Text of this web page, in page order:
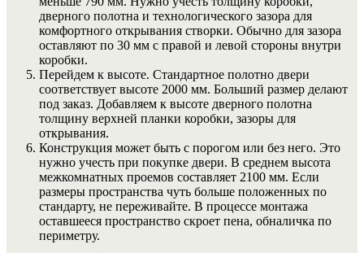
дверного полотна и технологического зазора для
комфортного открывания створки. Обычно для зазора
оставляют по 30 мм с правой и левой стороны внутри
коробки.
Перейдем к высоте. Стандартное полотно двери
соответствует высоте 2000 мм. Больший размер делают
под заказ. Добавляем к высоте дверного полотна
толщину верхней планки коробки, зазоры для
открывания.
Конструкция может быть с порогом или без него. Это
нужно учесть при покупке двери. В среднем высота
межкомнатных проемов составляет 2100 мм. Если
размеры пространства чуть больше положенных по
стандарту, не переживайте. В процессе монтажа
оставшееся пространство скроет пена, обналичка по
периметру.